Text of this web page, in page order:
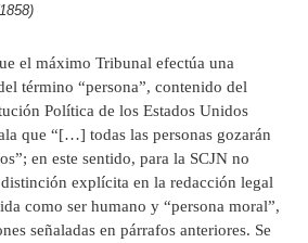
el máximo Tribunal efectúa una
término “persona”, contenido del
Política de los Estados Unidos
que “[…] todas las personas gozarán
en este sentido, para la SCJN no
explícita en la redacción legal
como ser humano y “persona moral”,
señaladas en párrafos anteriores. Se